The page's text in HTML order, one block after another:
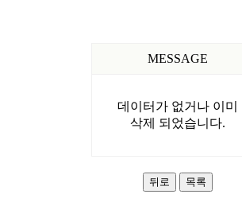
MESSAGE
데이터가 없거나 이미
삭제 되었습니다.